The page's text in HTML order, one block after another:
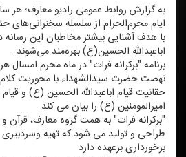
به گزارش روابط عمومی رادیو معارف؛ هر
ایام محرم‌الحرام از سلسله سخنرانی‌های
با هدف آشنایی بیشتر مخاطبان این
اباعبدالله الحسین(ع) بهره‌مند می‌شوند.
نهضت حضرت سیدالشهداء با محوریت كلام
حقانیت قیام اباعبدالله الحسین (ع) و
امیرالمومنین (ع) را بیان می كند.
"بركرانه فرات" به همت گروه معارف، قرآن
طراحی و تولید می شود كه تهیه وسردبیری
برخورداری برعهده دارد